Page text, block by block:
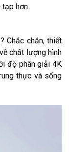
hơn.
? Chắc chắn, thiết
chất lượng hình
độ phân giải 4K
thực và sống